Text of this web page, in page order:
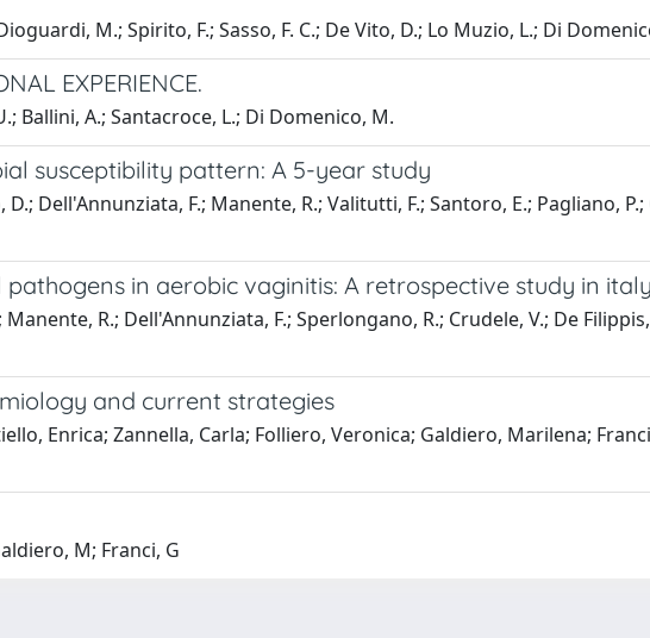
M.; Spirito, F.; Sasso, F. C.; De Vito, D.; Lo Muzio, L.; Di
EXPERIENCE.
Ballini, A.; Santacroce, L.; Di Domenico, M.
susceptibility pattern: A 5-year study
Dell'Annunziata, F.; Manente, R.; Valitutti, F.; Santoro, E.; Pagliano,
in aerobic vaginitis: A retrospective study in italy
R.; Dell'Annunziata, F.; Sperlongano, R.; Crudele, V.; De
and current strategies
Enrica; Zannella, Carla; Folliero, Veronica; Galdiero, Marilena;
M; Franci, G